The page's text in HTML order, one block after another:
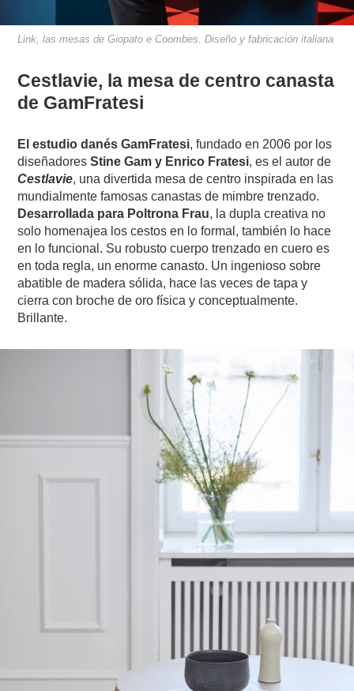
Link, las mesas de Giopato e Coombes. Diseño y fabricación italiana
Cestlavie, la mesa de centro canasta
de GamFratesi
El estudio danés GamFratesi, fundado en 2006 por los
diseñadoresStine Gam y Enrico Fratesi, es el autor de
Cestlavie, una divertida mesa de centro inspirada en las
mundialmente famosas canastas de mimbre trenzado.
Desarrollada para Poltrona Frau, la dupla creativa no
solo homenajea los cestos en lo formal, también lo hace
en lo funcional. Su robusto cuerpo trenzado en cuero es
en toda regla, un enorme canasto. Un ingenioso sobre
abatible de madera sólida, hace las veces de tapa y
cierra con broche de oro física y conceptualmente.
Brillante.